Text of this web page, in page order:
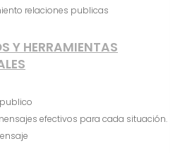
relaciones publicas
Y HERRAMIENTAS
efectivos para cada situación.